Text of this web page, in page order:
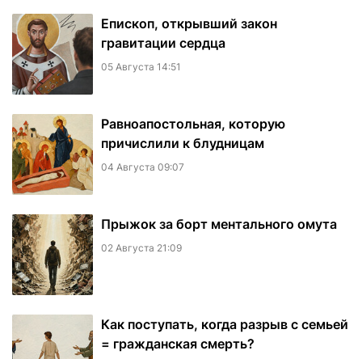
Епископ, открывший закон
гравитации сердца
05 Августа 14:51
Равноапостольная, которую
причислили к блудницам
04 Августа 09:07
​Прыжок за борт ментального омута
02 Августа 21:09
Как поступать, когда разрыв с семьей
= гражданская смерть?